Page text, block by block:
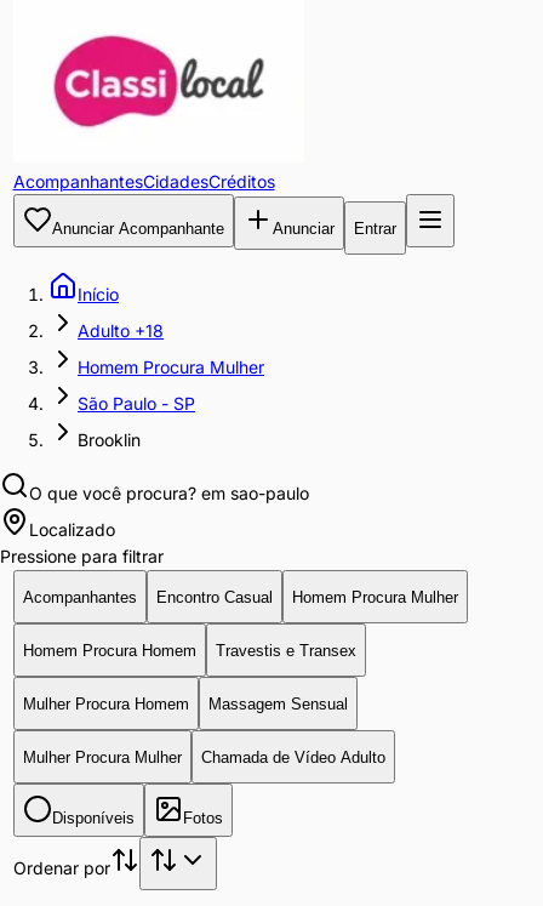
AcompanhantesCidadesCréditos
Anunciar Acompanhante Anunciar Entrar
Início
Adulto +18
Homem Procura Mulher
São Paulo - SP
Brooklin
O que você procura? em sao-paulo
Localizado
Pressione para filtrar
Acompanhantes Encontro Casual Homem Procura Mulher
Homem Procura Homem Travestis e Transex
Mulher Procura Homem Massagem Sensual
Mulher Procura Mulher Chamada de Vídeo Adulto
Disponíveis Fotos
Ordenar por